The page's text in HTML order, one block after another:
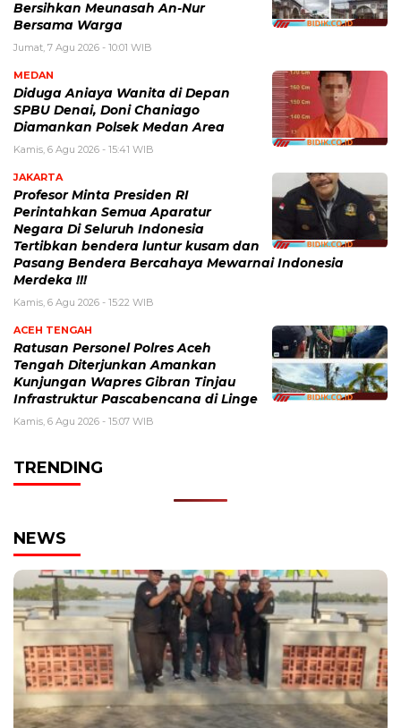
Bersihkan Meunasah An-Nur
Bersama Warga
Jumat, 7 Agu 2026 - 10:01 WIB
MEDAN
Diduga Aniaya Wanita di Depan
SPBU Denai, Doni Chaniago
Diamankan Polsek Medan Area
Kamis, 6 Agu 2026 - 15:41 WIB
JAKARTA
Profesor Minta Presiden RI
Perintahkan Semua Aparatur
Negara Di Seluruh Indonesia
Tertibkan bendera luntur kusam dan
Pasang Bendera Bercahaya Mewarnai Indonesia
Merdeka !!!
Kamis, 6 Agu 2026 - 15:22 WIB
ACEH TENGAH
Ratusan Personel Polres Aceh
Tengah Diterjunkan Amankan
Kunjungan Wapres Gibran Tinjau
Infrastruktur Pascabencana di Linge
Kamis, 6 Agu 2026 - 15:07 WIB
TRENDING
NEWS